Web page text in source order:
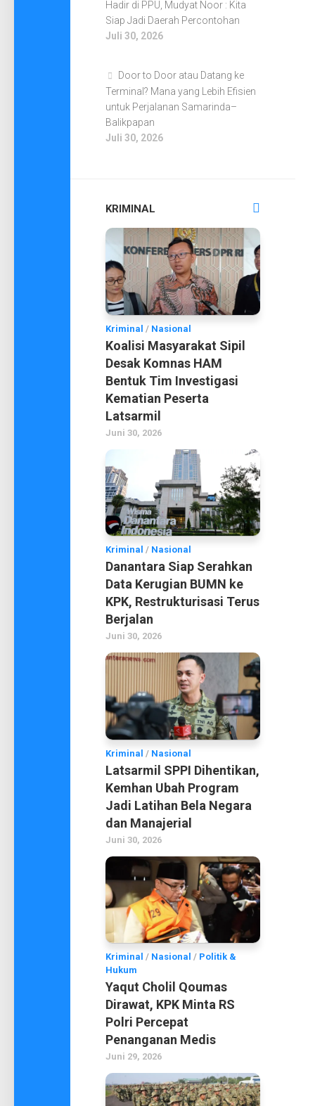
Hadir di PPU, Mudyat Noor : Kita
Siap Jadi Daerah Percontohan
Juli 30, 2026
Door to Door atau Datang ke
Terminal? Mana yang Lebih Efisien
untuk Perjalanan Samarinda–
Balikpapan
Juli 30, 2026
KRIMINAL
Kriminal / Nasional
Koalisi Masyarakat Sipil
Desak Komnas HAM
Bentuk Tim Investigasi
Kematian Peserta
Latsarmil
Juni 30, 2026
Kriminal / Nasional
Danantara Siap Serahkan
Data Kerugian BUMN ke
KPK, Restrukturisasi Terus
Berjalan
Juni 30, 2026
Kriminal / Nasional
Latsarmil SPPI Dihentikan,
Kemhan Ubah Program
Jadi Latihan Bela Negara
dan Manajerial
Juni 30, 2026
Kriminal / Nasional / Politik &
Hukum
Yaqut Cholil Qoumas
Dirawat, KPK Minta RS
Polri Percepat
Penanganan Medis
Juni 29, 2026